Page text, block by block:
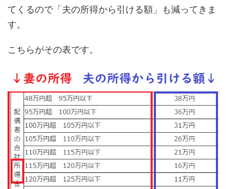
てくるので「夫の所得から引ける額」も減ってきま
す。
こちらがその表です。